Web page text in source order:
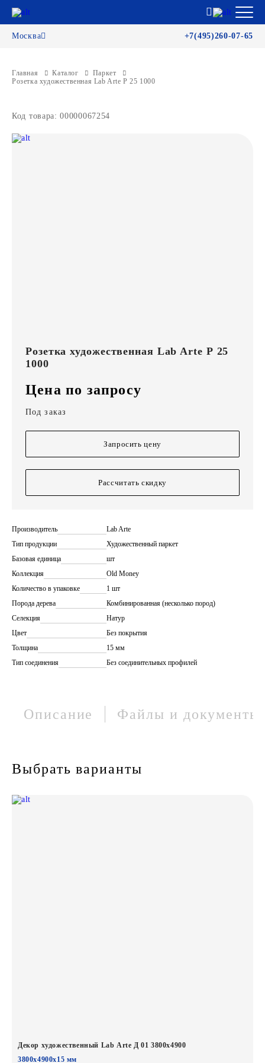
Москва +7(495)260-07-65
Главная Каталог
Паркет
Розетка художественная Lab Arte Р 25 1000
Код товара: 00000067254
Розетка художественная Lab Arte Р 25
1000
Цена по запросу
Под заказ
Запросить цену
Рассчитать скидку
Производитель
Lab Arte
Тип продукции
Художественный паркет
Базовая единица
шт
Коллекция
Old Money
Количество в упаковке
1 шт
Порода дерева
Комбинированная (несколько пород)
Селекция
Натур
Цвет
Без покрытия
Толщина
15 мм
Тип соединения
Без соединительных профилей
Описание Файлы и документы
Выбрать варианты
Декор художественный Lab Arte Д 01 3800х4900
3800х4900х15 мм